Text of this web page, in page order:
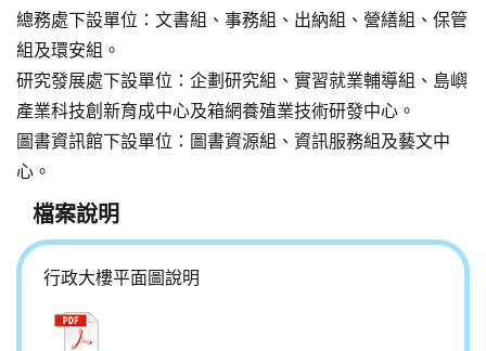
總務處下設單位：文書組、事務組、出納組、營繕組、保管
組及環安組。
研究發展處下設單位：企劃研究組、實習就業輔導組、島嶼
產業科技創新育成中心及箱網養殖業技術研發中心。
圖書資訊館下設單位：圖書資源組、資訊服務組及藝文中
心。
檔案說明
行政大樓平面圖說明